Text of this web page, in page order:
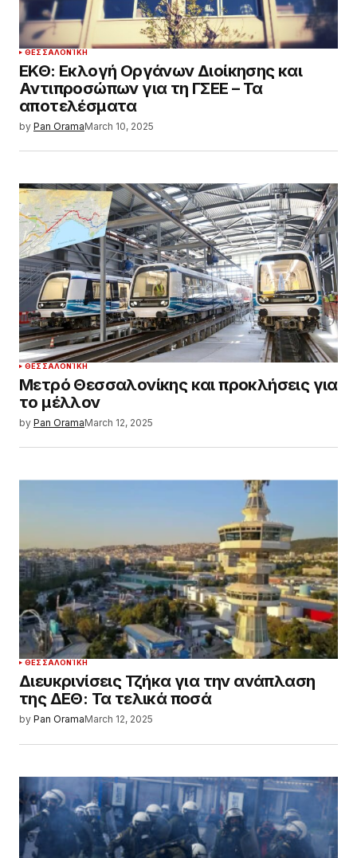
ΘΕΣΣΑΛΟΝΊΚΗ
ΕΚΘ: Εκλογή Οργάνων Διοίκησης και
Αντιπροσώπων για τη ΓΣΕΕ – Τα
αποτελέσματα
by Pan OramaMarch 10, 2025
ΘΕΣΣΑΛΟΝΊΚΗ
Μετρό Θεσσαλονίκης και προκλήσεις για
το μέλλον
by Pan OramaMarch 12, 2025
ΘΕΣΣΑΛΟΝΊΚΗ
Διευκρινίσεις Τζήκα για την ανάπλαση
της ΔΕΘ: Τα τελικά ποσά
by Pan OramaMarch 12, 2025